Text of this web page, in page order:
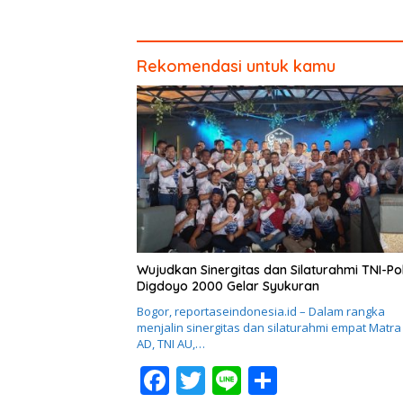
Rekomendasi untuk kamu
Wujudkan Sinergitas dan Silaturahmi TNI-
Digdoyo 2000 Gelar Syukuran
Bogor, reportaseindonesia.id – Dalam rangka
menjalin sinergitas dan silaturahmi empat Matra
AD, TNI AU,…
F T Li